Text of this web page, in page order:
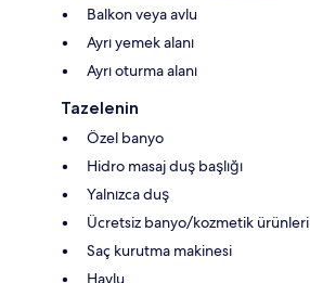
Balkon veya avlu
Ayrı yemek alanı
Ayrı oturma alanı
Tazelenin
Özel banyo
Hidro masaj duş başlığı
Yalnızca duş
Ücretsiz banyo/kozmetik ürünleri
Saç kurutma makinesi
Havlu